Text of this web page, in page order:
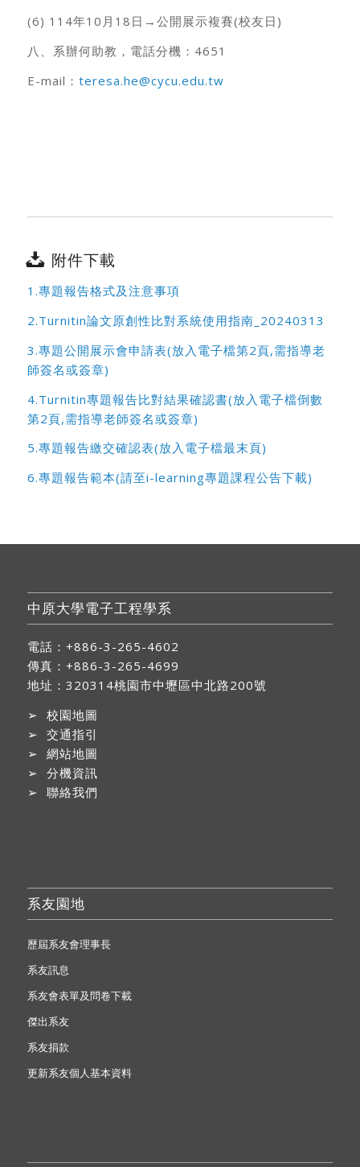
(6) 114年10月18日→公開展示複賽(校友日)
八、系辦何助教，電話分機：4651
E-mail： teresa.he@cycu.edu.tw
附件下載
1.專題報告格式及注意事項
2.Turnitin論文原創性比對系統使用指南_20240313
3.專題公開展示會申請表(放入電子檔第2頁,需指導老
師簽名或簽章)
4.Turnitin專題報告比對結果確認書(放入電子檔倒數
第2頁,需指導老師簽名或簽章)
5.專題報告繳交確認表(放入電子檔最末頁)
6.專題報告範本(請至i-learning專題課程公告下載)
中原大學電子工程學系
電話：+886-3-265-4602
傳真：+886-3-265-4699
地址： 320314桃園市中壢區中北路200號
➢ 校園地圖
➢ 交通指引
➢ 網站地圖
➢ 分機資訊
➢ 聯絡我們
系友園地
歷屆系友會理事長
系友訊息
系友會表單及問卷下載
傑出系友
系友捐款
更新系友個人基本資料